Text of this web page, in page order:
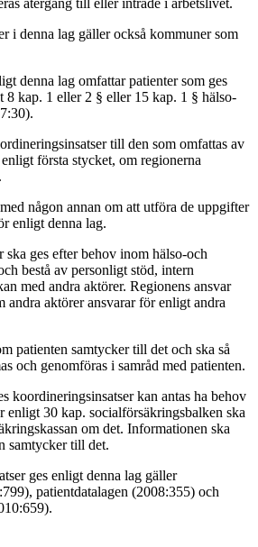
i denna lag gäller också kommuner som
denna lag omfattar patienter som ges
8 kap. 1 eller 2 § eller 15 kap. 1 § hälso-
till den som omfattas av
första stycket, om regionerna
någon annan om att utföra de uppgifter
enligt denna lag.
ska ges efter behov inom hälso-och
bestå av personligt stöd, intern
med andra aktörer. Regionens ansvar
andra aktörer ansvarar för enligt andra
patienten samtycker till det och ska så
och genomföras i samråd med patienten.
koordineringsinsatser kan antas ha behov
enligt 30 kap. socialförsäkringsbalken ska
om det. Informationen ska
samtycker till det.
ges enligt denna lag gäller
patientdatalagen (2008:355) och